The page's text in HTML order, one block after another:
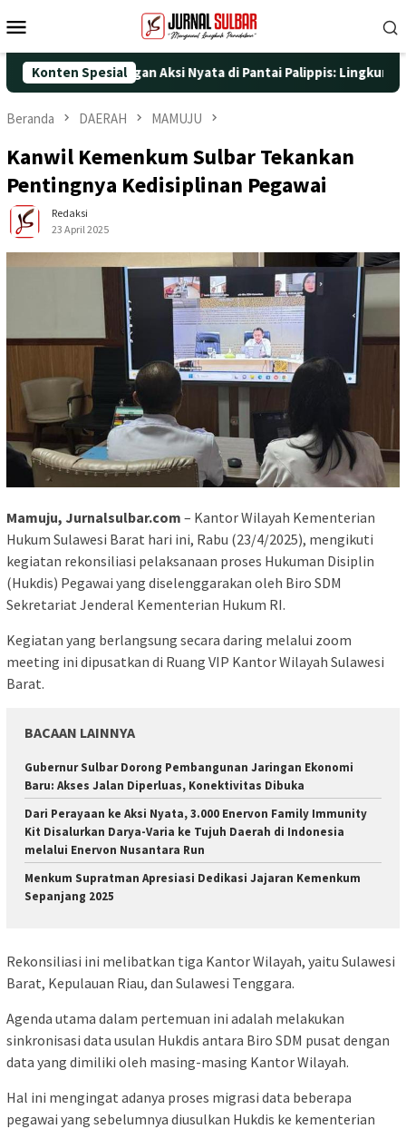
ke
Mobile
Konten Spesial
ke-25 dengan Aksi Nyata di Pantai Palippis: Lingkungan dan
Beranda DAERAH MAMUJU
Kanwil Kemenkum Sulbar Tekankan
Pentingnya Kedisiplinan Pegawai
Redaksi
23 April 2025
Mamuju, Jurnalsulbar.com – Kantor Wilayah Kementerian
Hukum Sulawesi Barat hari ini, Rabu (23/4/2025), mengikuti
kegiatan rekonsiliasi pelaksanaan proses Hukuman Disiplin
(Hukdis) Pegawai yang diselenggarakan oleh Biro SDM
Sekretariat Jenderal Kementerian Hukum RI.
Kegiatan yang berlangsung secara daring melalui zoom
meeting ini dipusatkan di Ruang VIP Kantor Wilayah Sulawesi
Barat.
BACAAN LAINNYA
Gubernur Sulbar Dorong Pembangunan Jaringan Ekonomi
Baru: Akses Jalan Diperluas, Konektivitas Dibuka
Dari Perayaan ke Aksi Nyata, 3.000 Enervon Family Immunity
Kit Disalurkan Darya-Varia ke Tujuh Daerah di Indonesia
melalui Enervon Nusantara Run
Menkum Supratman Apresiasi Dedikasi Jajaran Kemenkum
Sepanjang 2025
Rekonsiliasi ini melibatkan tiga Kantor Wilayah, yaitu Sulawesi
Barat, Kepulauan Riau, dan Sulawesi Tenggara.
Agenda utama dalam pertemuan ini adalah melakukan
sinkronisasi data usulan Hukdis antara Biro SDM pusat dengan
data yang dimiliki oleh masing-masing Kantor Wilayah.
Hal ini mengingat adanya proses migrasi data beberapa
pegawai yang sebelumnya diusulkan Hukdis ke kementerian